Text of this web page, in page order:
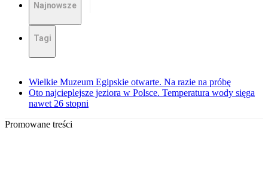
Najnowsze
Tagi
Wielkie Muzeum Egipskie otwarte. Na razie na próbę
Oto najcieplejsze jeziora w Polsce. Temperatura wody sięga
nawet 26 stopni
Promowane treści